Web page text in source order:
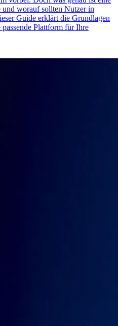
worauf sollten Nutzer in
Guide erklärt die Grundlagen
Plattform für Ihre